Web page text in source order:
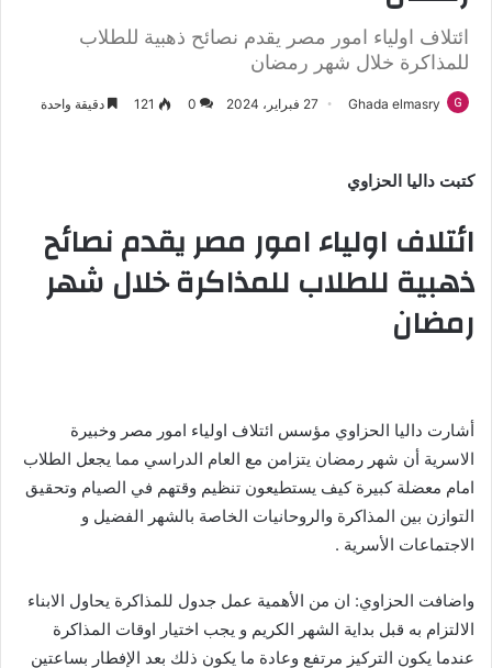
ائتلاف اولياء امور مصر يقدم نصائح ذهبية للطلاب
للمذاكرة خلال شهر رمضان
Ghada elmasry 27 فبراير، 2024 0
121 دقيقة واحدة
كتبت داليا الحزاوي
ائتلاف اولياء امور مصر يقدم نصائح
ذهبية للطلاب للمذاكرة خلال شهر
رمضان
أشارت داليا الحزاوي مؤسس ائتلاف اولياء امور مصر وخبيرة
الاسرية أن شهر رمضان يتزامن مع العام الدراسي مما يجعل الطلاب
امام معضلة كبيرة كيف يستطيعون تنظيم وقتهم في الصيام وتحقيق
التوازن بين المذاكرة والروحانيات الخاصة بالشهر الفضيل و
الاجتماعات الأسرية .
واضافت الحزاوي: ان من الأهمية عمل جدول للمذاكرة يحاول الابناء
الالتزام به قبل بداية الشهر الكريم و يجب اختيار اوقات المذاكرة
عندما يكون التركيز مرتفع وعادة ما يكون ذلك بعد الإفطار بساعتين